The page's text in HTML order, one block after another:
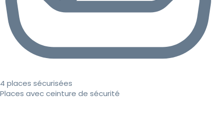
4 places sécurisées
Places avec ceinture de sécurité